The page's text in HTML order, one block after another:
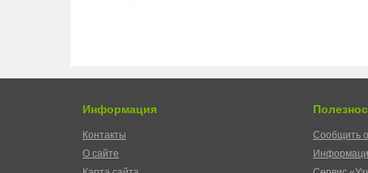
Информация
Контакты
О сайте
Сообщить